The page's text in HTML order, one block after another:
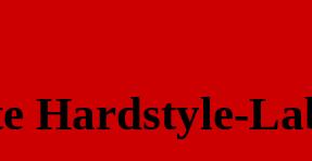
Hardstyle-